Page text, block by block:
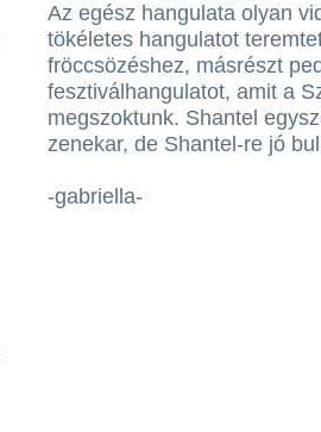
Az egész hangulata olyan
tökéletes hangulatot
fröccsözéshez, másrészt
fesztiválhangulatot, amit a
megszoktunk. Shantel
zenekar, de Shantel-re jó
-gabriella-